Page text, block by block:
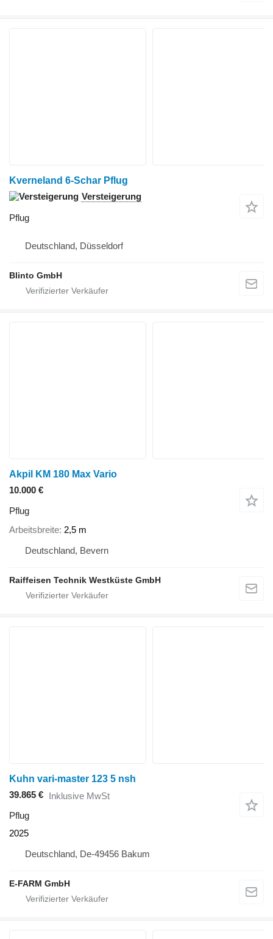
Kverneland 6-Schar Pflug
Versteigerung
Pflug
Deutschland, Düsseldorf
Blinto GmbH
Akpil KM 180 Max Vario
10.000 €
Pflug
Arbeitsbreite 2,5 m
Deutschland, Bevern
Raiffeisen Technik Westküste GmbH
Kuhn vari-master 123 5 nsh
39.865 € Inklusive MwSt
Pflug
2025
Deutschland, De-49456 Bakum
E-FARM GmbH